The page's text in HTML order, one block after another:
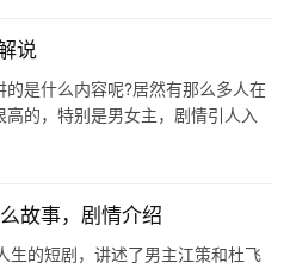
说
是什么内容呢?居然有那么多人在
的，特别是男女主，剧情引人入
故事，剧情介绍
生的短剧，讲述了男主江策和杜飞